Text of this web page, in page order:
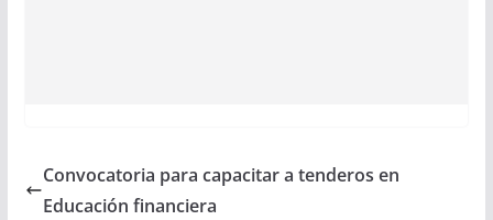
Convocatoria para capacitar a tenderos en
Educación financiera